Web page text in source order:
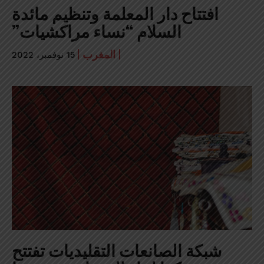
افتتاح دار المعلمة وتنظيم مائدة
السلام “نساء مراكشيات”
المغرب 15 نوفمبر، 2022
شبكة الصانعات التقليديات تفتتح